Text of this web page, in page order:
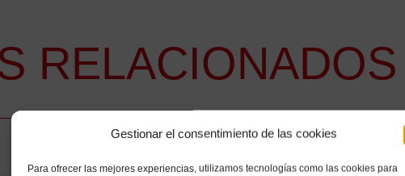
Gestionar el consentimiento de las cookies
Para ofrecer las mejores experiencias, utilizamos tecnologías como las cookies para
RELACIONADOS